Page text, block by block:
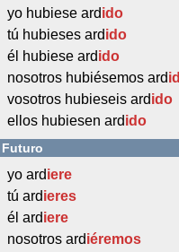
yo hubiese ardido
tú hubieses ardido
él hubiese ardido
nosotros hubiésemos ard
vosotros hubieseis ardido
ellos hubiesen ardido
Futuro
yo ardiere
tú ardieres
él ardiere
nosotros ardiéremos